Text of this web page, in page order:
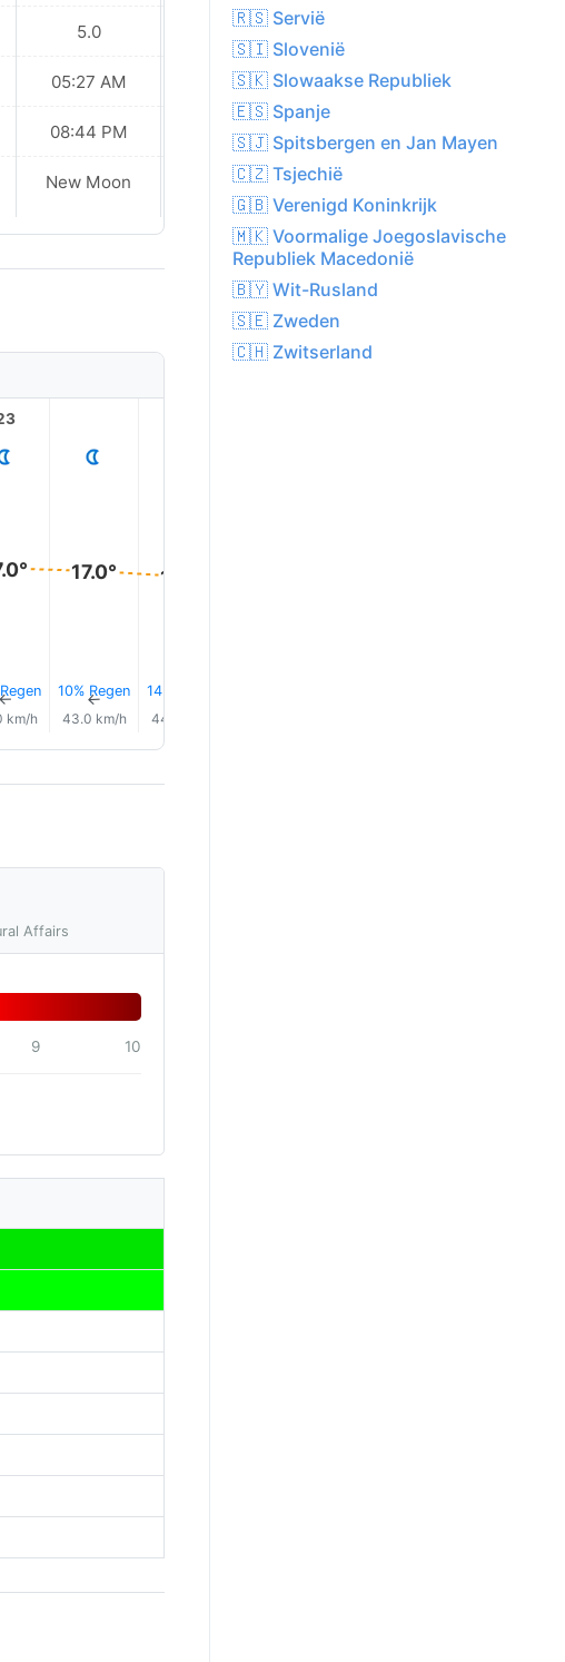
5.0
05:27 AM
08:44 PM
New Moon
5.0
05:29 AM
08:42 PM
New Moon
km/h
17.0°
10% Regen
↑
43.0 km/h
17.0°
14% Regen
44.0 km/h
Affairs
9 10
🇷🇸 Servië
🇸🇮 Slovenië
🇸🇰 Slowaakse Republiek
🇪🇸 Spanje
🇸🇯 Spitsbergen en Jan Mayen
🇨🇿 Tsjechië
🇬🇧 Verenigd Koninkrijk
🇲🇰 Voormalige Joegoslavische
Republiek Macedonië
🇧🇾 Wit-Rusland
🇸🇪 Zweden
🇨🇭 Zwitserland